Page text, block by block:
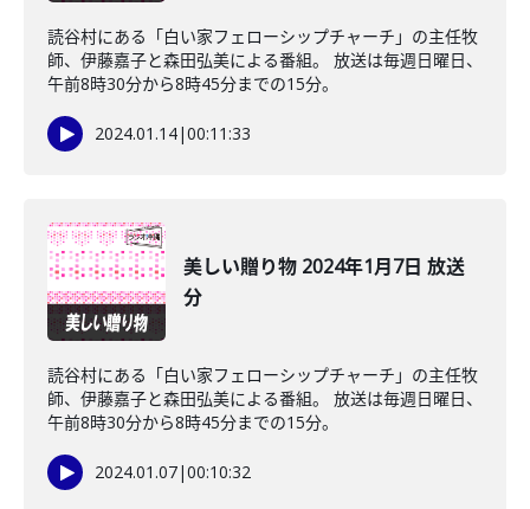
読谷村にある「白い家フェローシップチャーチ」の主任牧
師、伊藤嘉子と森田弘美による番組。 放送は毎週日曜日、
午前8時30分から8時45分までの15分。
2024.01.14|00:11:33
美しい贈り物 2024年1月7日 放送
分
読谷村にある「白い家フェローシップチャーチ」の主任牧
師、伊藤嘉子と森田弘美による番組。 放送は毎週日曜日、
午前8時30分から8時45分までの15分。
2024.01.07|00:10:32